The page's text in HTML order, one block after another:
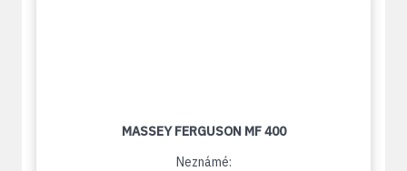
MASSEY FERGUSON MF 400
Neznámé: